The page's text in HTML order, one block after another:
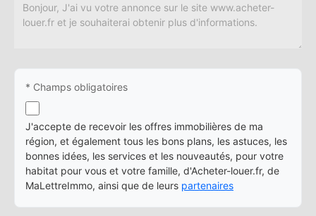
* Champs obligatoires
J'accepte de recevoir les offres immobilières de ma
région, et également tous les bons plans, les astuces, les
bonnes idées, les services et les nouveautés, pour votre
habitat pour vous et votre famille, d'Acheter-louer.fr, de
MaLettreImmo, ainsi que de leurs partenaires